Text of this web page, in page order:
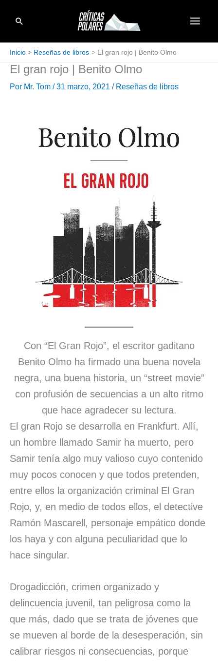
Buscar
Inicio Reseñas de libros El gran rojo | Benito Olmo
El gran rojo | Benito Olmo
Por Mr. Tom /31 marzo, 2021 / Reseñas de libros
Con “El Gran Rojo”, el escritor gaditano
Benito Olmo ha firmado una buena novela
negra, una buena historia, un “street movie”
con profusión de secuencias a un alto ritmo
que hace agradecer su lectura.
El gran Rojo se desarrolla en Frankfurt. Allí,
un hombre llamado Samir ha muerto, pero
Samir tenía algo muy valioso cuyo contenido
muy pocos conocen y que todos pretenden,
entre ellos la organización criminal El Gran
Rojo, y, en medio de todos ellos, el detective
Ramón Mascarell, personaje empático donde
los haya y con alguna peculiaridad que lo
hace singular.
Drogadicción, crimen organizado y
delincuencia juvenil, tan peligrosa como la
que más, dado que se trata de jóvenes que
se mueven al borde de la desesperación, sin
calibrar riesgos ni consecuencias, porque